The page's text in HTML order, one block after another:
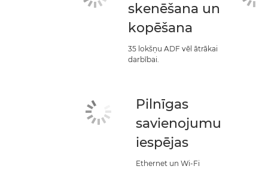
skenēšana un
kopēšana
35 lokšņu ADF vēl ātrākai
darbībai.
Pilnīgas
savienojumu
iespējas
Ethernet un Wi-Fi